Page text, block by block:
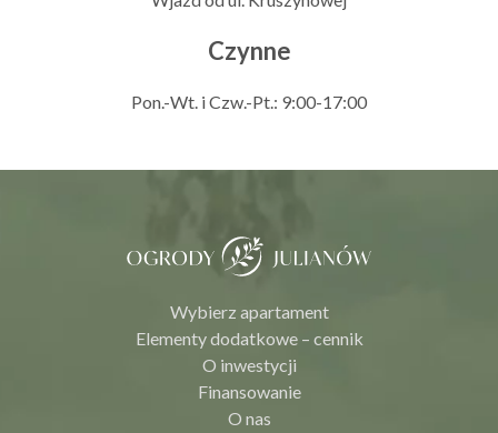
Czynne
Pon.-Wt. i Czw.-Pt.: 9:00-17:00
Wybierz apartament
Elementy dodatkowe – cennik
O inwestycji
Finansowanie
O nas